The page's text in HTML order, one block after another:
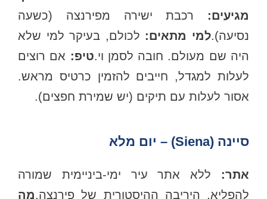
מגיעים:רכבת ישירה מפירנצה (כשעה
נסיעה).למי מתאים:לכולם, בעיקר למי שלא
היה שם מעולם. חובה לסמן וי.טיפ:אם רוצים
לעלות למגדל, חייבים להזמין כרטיס מראש.
אסור לעלות עם תיקים (יש שמירת חפצים).
סיינה (Siena) – יום מלא
אתר:ללא אתר עיר ימי-ביניימית שמורה
להפליא, היריבה ההיסטורית של פירנצה.מה